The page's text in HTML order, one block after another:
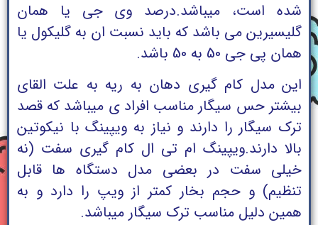
شده است، میباشد.درصد وی جی یا همان
گلیسیرین می باشد که باید نسبت ان به گلیکول یا
همان پی جی 50 به 50 باشد.
این مدل کام گیری دهان به ریه به علت القای
بیشتر حس سیگار مناسب افراد ی میباشد که قصد
ترک سیگار را دارند و نیاز به ویپینگ با نیکوتین
بالا دارند.ویپینگ ام تی ال کام گیری سفت (نه
خیلی سفت در بعضی مدل دستگاه ها قابل
تنظیم) و حجم بخار کمتر از ویپ را دارد و به
همین دلیل مناسب ترک سیگار میباشد.